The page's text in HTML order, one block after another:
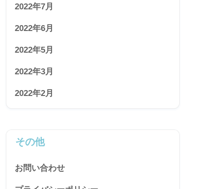
2022年7月
2022年6月
2022年5月
2022年3月
2022年2月
その他
お問い合わせ